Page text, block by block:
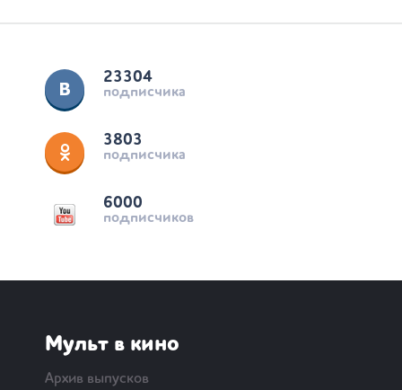
23304
подписчика
3803
подписчика
6000
подписчиков
Мульт в кино
Архив выпусков